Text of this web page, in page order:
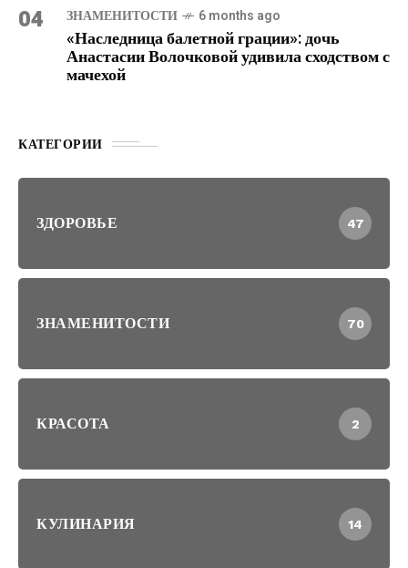
04 ЗНАМЕНИТОСТИ 6 months ago
«Наследница балетной грации»: дочь
Анастасии Волочковой удивила сходством с
мачехой
КАТЕГОРИИ
ЗДОРОВЬЕ 47
ЗНАМЕНИТОСТИ 70
КРАСОТА 2
КУЛИНАРИЯ 14